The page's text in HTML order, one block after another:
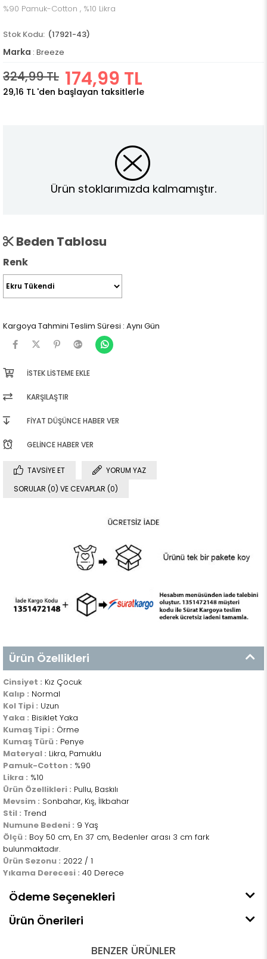
%90 Pamuk-Cotton , %10 Likra
(17921-43)
Marka : Breeze
324,99 TL 174,99 TL
29,16 TL 'den başlayan taksitlerle
Ürün stoklarımızda kalmamıştır.
Beden Tablosu
Renk
Kargoya Tahmini Teslim Süresi : Aynı Gün
İSTEK LISTEME EKLE
KARŞILAŞTIR
FIYAT DÜŞÜNCE HABER VER
GELINCE HABER VER
TAVSIYE ET
YORUM YAZ
SORULAR (0) VE CEVAPLAR (0)
Ürün Özellikleri
Cinsiyet : Kız Çocuk
Kalıp : Normal
Kol Tipi : Uzun
Yaka : Bisiklet Yaka
Kumaş Tipi : Örme
Kumaş Türü : Penye
Materyal : Likra, Pamuklu
Pamuk-Cotton : %90
Likra : %10
Ürün Özellikleri : Pullu, Baskılı
Mevsim : Sonbahar, Kış, İlkbahar
Stil : Trend
Numune Bedeni : 9 Yaş
Ölçü : Boy 50 cm, En 37 cm, Bedenler arası 3 cm fark
bulunmaktadır.
Ürün Sezonu : 2022 / 1
Yıkama Derecesi : 40 Derece
Ödeme Seçenekleri
Ürün Önerileri
BENZER ÜRÜNLER